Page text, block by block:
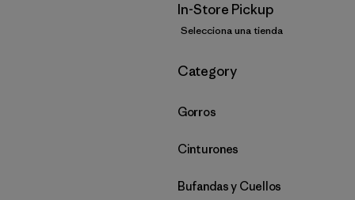
In-Store Pickup
Selecciona una tienda
Filtrar por
Category
Gorros
Cinturones
Bufandas y Cuellos